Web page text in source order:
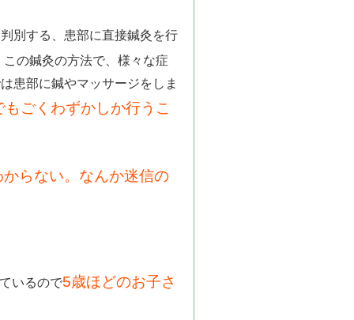
別する、患部に直接鍼灸を行
の鍼灸の方法で、様々な症
患部に鍼やマッサージをしま
ごくわずかしか行うこ
らない。なんか迷信の
いるので5歳ほどのお子さ